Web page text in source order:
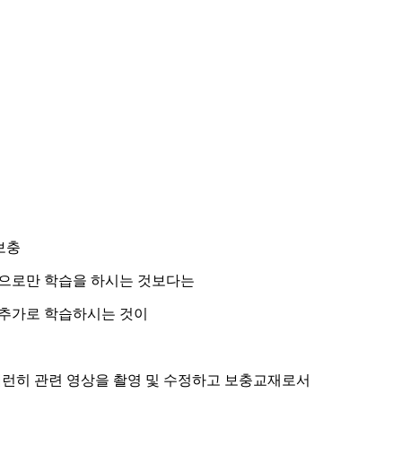
충
로만 학습을 하시는 것보다는
가로 학습하시는 것이
히 관련 영상을 촬영 및 수정하고 보충교재로서